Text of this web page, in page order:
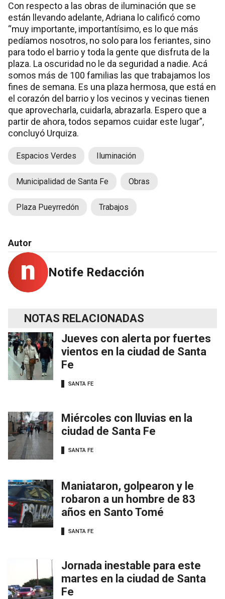
Con respecto a las obras de iluminación que se
están llevando adelante, Adriana lo calificó como
“muy importante, importantísimo, es lo que más
pedíamos nosotros, no solo para los feriantes, sino
para todo el barrio y toda la gente que disfruta de la
plaza. La oscuridad no le da seguridad a nadie. Acá
somos más de 100 familias las que trabajamos los
fines de semana. Es una plaza hermosa, que está en
el corazón del barrio y los vecinos y vecinas tienen
que aprovecharla, cuidarla, abrazarla. Espero que a
partir de ahora, todos sepamos cuidar este lugar”,
concluyó Urquiza.
Espacios Verdes Iluminación
Municipalidad de Santa Fe Obras
Plaza Pueyrredón Trabajos
Autor
Notife Redacción
NOTAS RELACIONADAS
Jueves con alerta por fuertes
vientos en la ciudad de Santa
Fe
SANTA FE
Miércoles con lluvias en la
ciudad de Santa Fe
SANTA FE
Maniataron, golpearon y le
robaron a un hombre de 83
años en Santo Tomé
SANTA FE
Jornada inestable para este
martes en la ciudad de Santa
Fe